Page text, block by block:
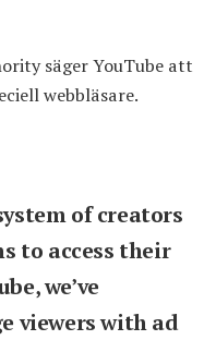
säger YouTube att
webbläsare.
of creators
to access their
we’ve
viewers with ad